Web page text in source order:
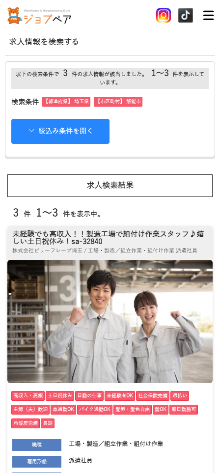
求人情報を検索する
以下の検索条件で 3 件の求人情報が該当しました。 1～3
件を表示して
います。
検索条件 【都道府県】 埼玉県 【市区町村】 飯能市
絞込み条件を開く
求人検索結果
3 件 1～3 件を表示中。
未経験でも高収入！！製造工場で組付け作業スタッフ♪嬉
しい土日祝休み！sa-32840
株式会社ビリーフレーブ埼玉 / 工場・製造／組立作業・組付け作業 派遣社員
高収入・高額 土日祝休み 日勤の仕事 未経験者OK 社会保険完備 週払い
主婦（夫）歓迎 車通勤OK バイク通勤OK 髪型・髪色自由 髭OK 即日勤務可
冷暖房完備 長期
職種 工場・製造／組立作業・組付け作業
雇用形態 派遣社員